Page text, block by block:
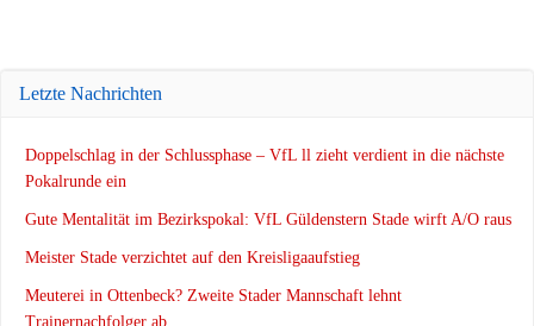
Letzte Nachrichten
Doppelschlag in der Schlussphase – VfL ll zieht verdient in die nächste
Pokalrunde ein
Gute Mentalität im Bezirkspokal: VfL Güldenstern Stade wirft A/O raus
Meister Stade verzichtet auf den Kreisligaaufstieg
Meuterei in Ottenbeck? Zweite Stader Mannschaft lehnt
Trainernachfolger ab